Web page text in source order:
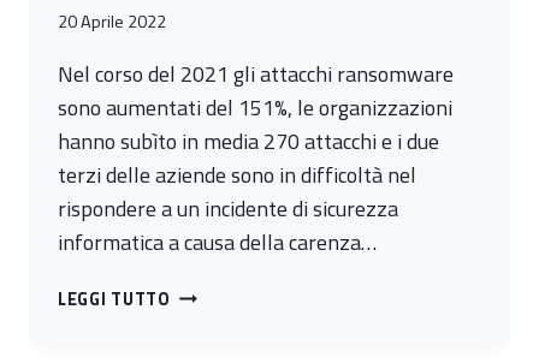
20 Aprile 2022
Nel corso del 2021 gli attacchi ransomware
sono aumentati del 151%, le organizzazioni
hanno subìto in media 270 attacchi e i due
terzi delle aziende sono in difficoltà nel
rispondere a un incidente di sicurezza
informatica a causa della carenza…
LEGGI TUTTO ALLENARSI